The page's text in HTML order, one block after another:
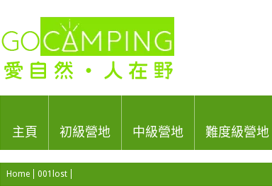
主頁 初級營地 中級營地 難度級營地
Home 001lost